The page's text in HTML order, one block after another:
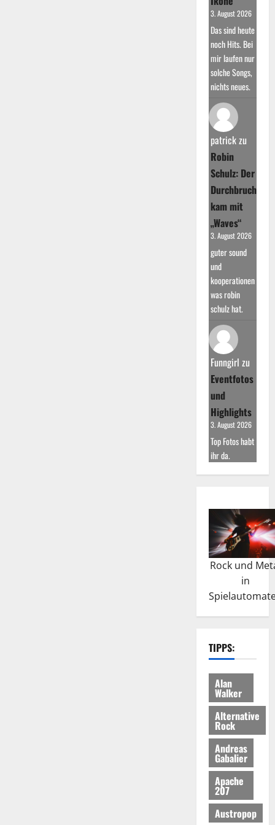
3. August 2026
Das sind heute
noch Hits. Bei
mir laufen nur
solche Songs,
nichts neues.
patrickzu
Robin
Schulz: Der
Durchbruch
kam mit
„Waves“
3. August 2026
guter sound
und
kooperationen
was robin
schulz hat.
Funngirl zu
Eventfotos
und
Highlights
3. August 2026
Top Fotos habt
ihr da.
Rock und
in
TIPPS:
Alan
Walker
Alternative
Rock
Andreas
Gabalier
Apache
207
Austropop